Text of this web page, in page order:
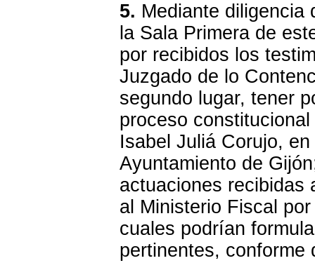
5. Mediante diligencia
la Sala Primera de
por recibidos los
Juzgado de lo
segundo lugar, tener
proceso
Isabel Juliá Corujo,
Ayuntamiento de
actuaciones recibidas
al Ministerio Fiscal
cuales podrían
pertinentes, conforme